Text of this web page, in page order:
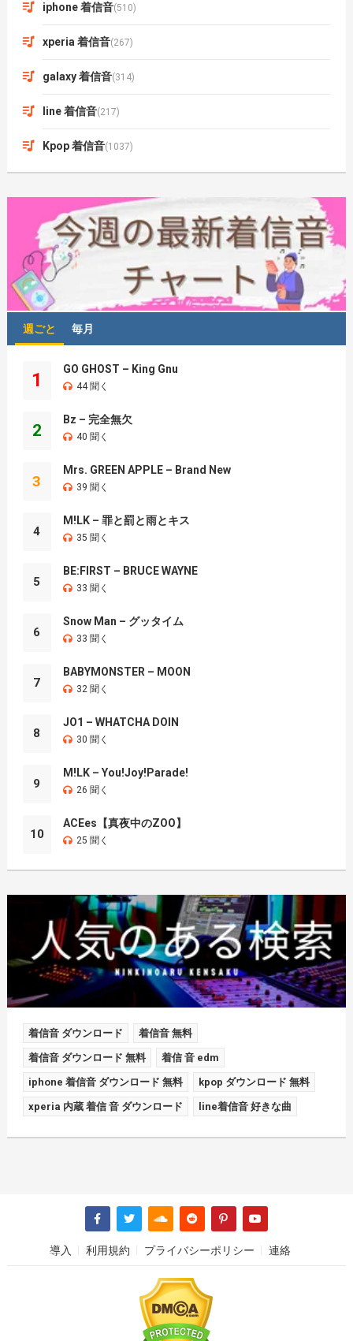
iphone 着信音(510)
xperia 着信音(267)
galaxy 着信音(314)
line 着信音(217)
Kpop 着信音(1037)
週ごと 毎月
1
GO GHOST – King Gnu
44 聞く
2
Bz – 完全無欠
40 聞く
3
Mrs. GREEN APPLE – Brand New
39 聞く
4
M!LK – 罪と罰と雨とキス
35 聞く
5
BE:FIRST – BRUCE WAYNE
33 聞く
6
Snow Man – グッタイム
33 聞く
7
BABYMONSTER – MOON
32 聞く
8
JO1 – WHATCHA DOIN
30 聞く
9
M!LK – You!Joy!Parade!
26 聞く
10
ACEes【真夜中のZOO】
25 聞く
着信音 ダウンロード 着信音 無料
着信音 ダウンロード 無料 着信 音 edm
iphone 着信音 ダウンロード 無料 kpop ダウンロード 無料
xperia 内蔵 着信 音 ダウンロード line着信音 好きな曲
導入 利用規約 プライバシーポリシー 連絡